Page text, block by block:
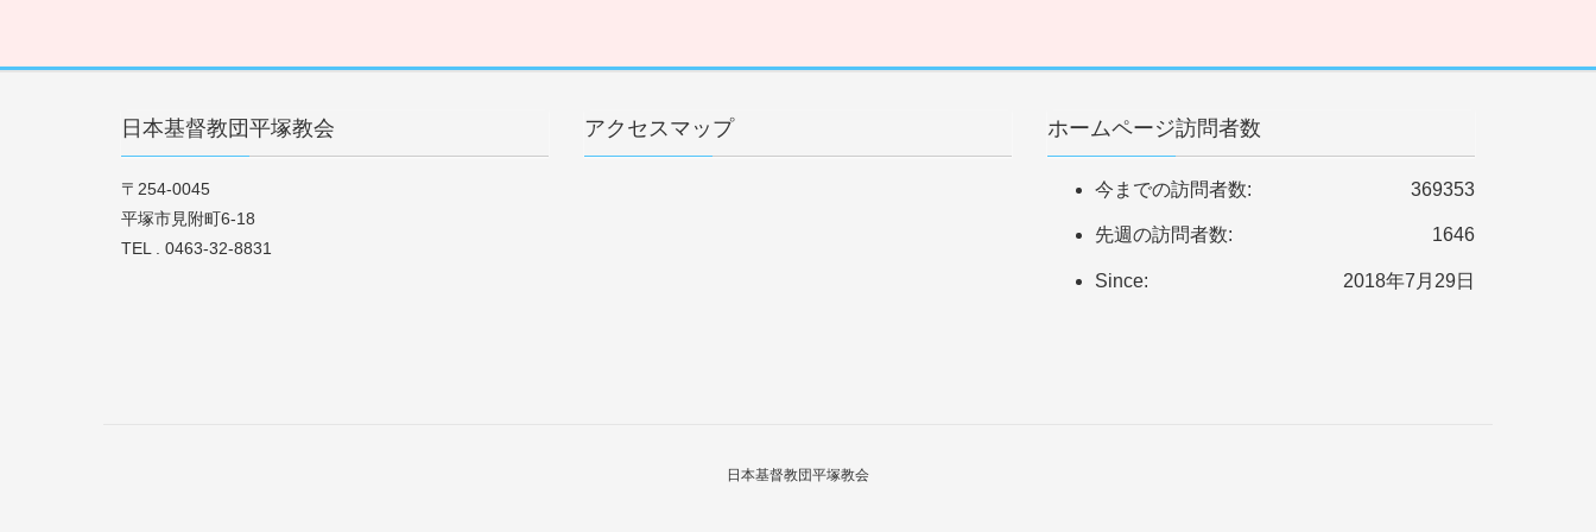
日本基督教団平塚教会
〒254-0045
平塚市見附町6-18
TEL . 0463-32-8831
アクセスマップ ホームページ訪問者数
369353
今までの訪問者数:
1646
先週の訪問者数:
2018年7月29日
Since:
日本基督教団平塚教会